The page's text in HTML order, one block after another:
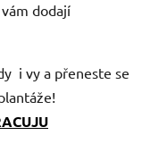
dodají
i vy a přeneste se